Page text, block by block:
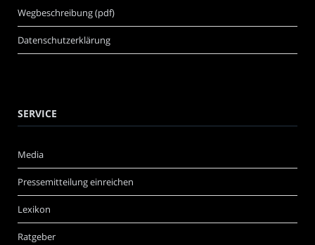
Wegbeschreibung (pdf)
Datenschutzerklärung
SERVICE
Media
Pressemitteilung einreichen
Lexikon
Ratgeber